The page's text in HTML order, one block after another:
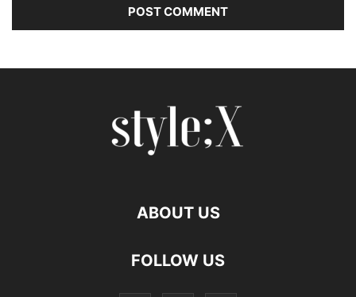
ABOUT US
FOLLOW US